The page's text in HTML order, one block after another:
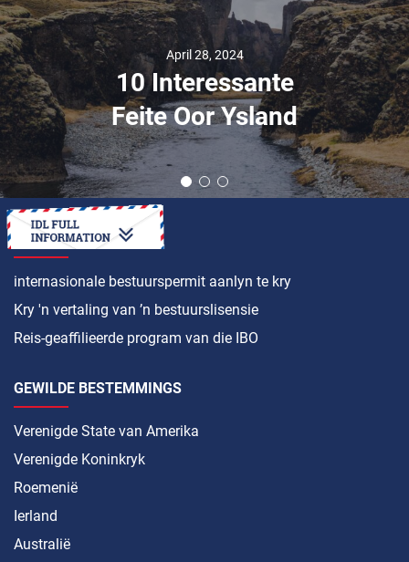
April 28, 2024
10 Interessante
Feite Oor Ysland
HOE OM ’N
internasionale bestuurspermit aanlyn te kry
Kry 'n vertaling van ’n bestuurslisensie
Reis-geaffilieerde program van die IBO
GEWILDE BESTEMMINGS
Verenigde State van Amerika
Verenigde Koninkryk
Roemenië
Ierland
Australië